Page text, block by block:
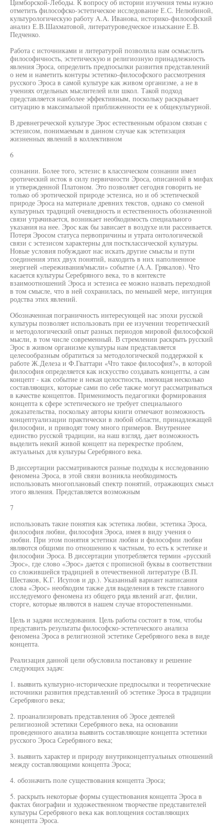
Цимборской-Лебоды. К вопросу об истории изучения темы нужно
отметить философско-эстетическое исследование Е.С. Нелюбиной,
культурологическую работу A.A. Иванова, историко-философский
анализ Е.В.Шахматовой, литературоведческое изыскание Е.В.
Педченко.
Работа с источниками и литературой позволила нам осмыслить
философичность, эстетическую и религиозную принадлежность
явления Эроса, определить предпосылки развития представлений
о нем и наметить контуры эстетико-философского рассмотрения
русского Эроса в самой культуре как живом организме, а не в
учениях отдельных мыслителей или школ. Такой подход
представляется наиболее эффективным, поскольку раскрывает
ситуацию в максимальной приближенности ее к общекультурной.
В древнегреческой культуре Эрос естественным образом связан с
эстезисом, понимаемым в данном случае как эстетизация
жизненных явлений в коллективном
6
сознании. Более того, эстезис в классическом сознании имел
эротический исток в силу первичности Эроса, описанной в мифах
и утвержденной Платоном. Это позволяет сегодня говорить не
только об эротической природе эстезиса, но и об эстетической
природе Эроса на материале древних текстов, однако со сменой
культурных традиций очевидность и естественность обозначенной
связи утрачивается, возникает необходимость специального
указания на нее. Эрос как бы зависает в воздухе или рассеивается.
Потеря Эросом статуса первопричины и утрата онтологической
связи с эстезисом характерны для постклассической культуры.
Новые условия побуждают нас искать другие смыслы и пути
соединения этих двух понятий, находить в них наполненное
энергией «переживания/мысли» событие (A.A. Грякалов). Что
касается культуры Серебряного века, то в контексте
взаимоотношений Эроса и эстезиса ее можно назвать переходной
в том смысле, что в ней сохранилась, по меньшей мере, интуиция
родства этих явлений.
Обозначенная пограничность интересующей нас эпохи русской
культуры позволяет использовать при ее изучении теоретический
и методологический опыт разных периодов мировой философской
мысли, в том числе современный. В стремлении раскрыть русский
Эрос в живом организме культуры нам представляется
целесообразным обратиться за методологической поддержкой к
работе Ж.Делеза и Ф.Гваттари «Что такое философия?», в которой
философия определяется как искусство создавать концепты, а сам
концепт - как событие и некая целостность, имеющая несколько
составляющих, которые сами по себе также могут рассматриваться
в качестве концептов. Применимость педагогики формирования
концепта к сфере эстетического не требует специального
доказательства, поскольку авторы книги отмечают возможность
концептуализации практически в любой области, принадлежащей
философии, и приводят тому много примеров. Внутреннее
единство русской традиции, на наш взгляд, дает возможность
выделить некий живой концепт на перекрестке проблем,
актуальных для культуры Серебряного века.
В диссертации рассматриваются разные подходы к исследованию
феномена Эроса, в этой связи возникла необходимость
использовать многоплановый спектр понятий, отражающих смысл
этого явления. Представляется возможным
7
использовать такие понятия как эстетика любви, эстетика Эроса,
философия любви, философия Эроса, имея в виду учения о
любви. При этом понятия эстетики любви и философии любви
являются общими по отношению к частным, то есть к эстетике и
философии Эроса. В диссертации употребляется термин «русский
Эрос», где слово «Эрос» дается с прописной буквы в соответствии
со сложившейся традицией в отечественной литературе (В.П.
Шестаков, К.Г. Исупов и др.). Указанный вариант написания
слова «Эрос» необходим также для выделения в тексте главного
исследуемого феномена из общего ряда явлений агат, филии,
сторге, которые являются в нашем случае второстепенными.
Цель и задачи исследования. Цель работы состоит в том, чтобы
представить результаты философско-эстетического анализа
феномена Эроса в религиозной эстетике Серебряного века в виде
концепта.
Реализация данной цели обусловила постановку и решение
следующих задач:
1. выявить культурно-исторические предпосылки и теоретические
источники развития представлений об эстетике Эроса в традиции
Серебряного века;
2. проанализировать представления об Эросе деятелей
религиозной эстетики Серебряного века, на основании
проведенного анализа выявить составляющие концепта эстетики
русского Эроса Серебряного века;
3. выявить характер и природу внутриконцептуальных отношений
между составляющими концепта Эроса;
4. обозначить поле существования концепта Эроса;
5. раскрыть некоторые формы существования концепта Эроса в
фактах биографии и художественном творчестве представителей
культуры Серебряного века как воплощения составляющих
концепта Эроса.